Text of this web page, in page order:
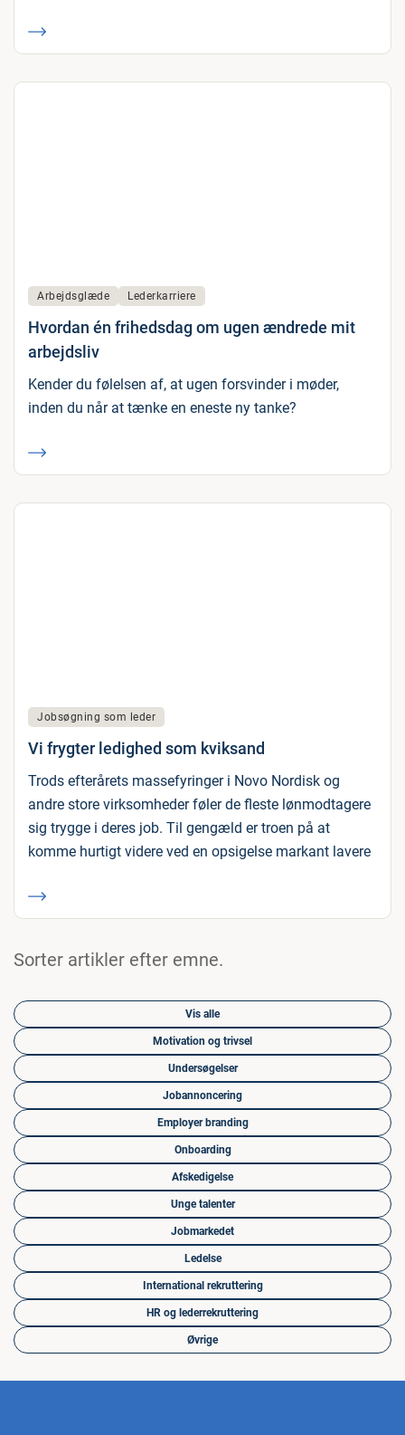
Arbejdsglæde Lederkarriere
Hvordan én frihedsdag om ugen ændrede mit
arbejdsliv
Kender du følelsen af, at ugen forsvinder i møder,
inden du når at tænke en eneste ny tanke?
Jobsøgning som leder
Vi frygter ledighed som kviksand
Trods efterårets massefyringer i Novo Nordisk og
andre store virksomheder føler de fleste lønmodtagere
sig trygge i deres job. Til gengæld er troen på at
komme hurtigt videre ved en opsigelse markant lavere
Sorter artikler efter emne.
Vis alle
Motivation og trivsel
Undersøgelser
Jobannoncering
Employer branding
Onboarding
Afskedigelse
Unge talenter
Jobmarkedet
Ledelse
International rekruttering
HR og lederrekruttering
Øvrige